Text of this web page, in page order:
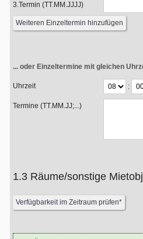
3.Termin (TT.MM.JJJJ)
... oder Einzeltermine mit gleichen
Uhrzeit :
Termine (TT.MM.JJ;...)
1.3 Räume/sonstige